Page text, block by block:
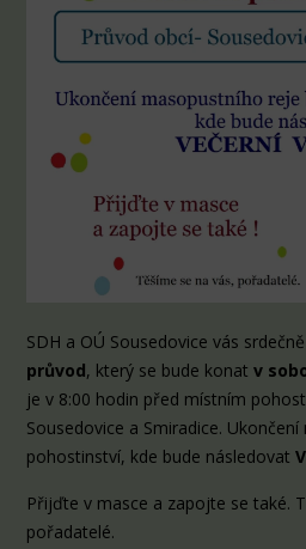
SDH a OÚ Sousedovice vás
průvod, který se bude konat v
je v 8:00 hodin před místním
Sousedovice a Smiradice.
pohostinství, kde bude následovat
Přijďte v masce a zapojte se také.
pořadatelé.